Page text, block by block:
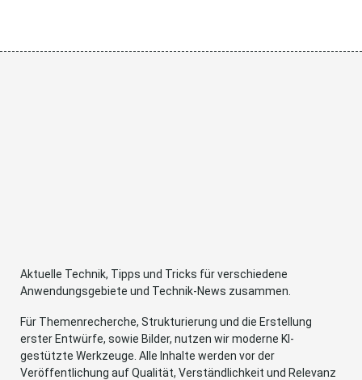
Aktuelle Technik, Tipps und Tricks für verschiedene
Anwendungsgebiete und Technik-News zusammen.
Für Themenrecherche, Strukturierung und die Erstellung
erster Entwürfe, sowie Bilder, nutzen wir moderne KI-
gestützte Werkzeuge. Alle Inhalte werden vor der
Veröffentlichung auf Qualität, Verständlichkeit und Relevanz